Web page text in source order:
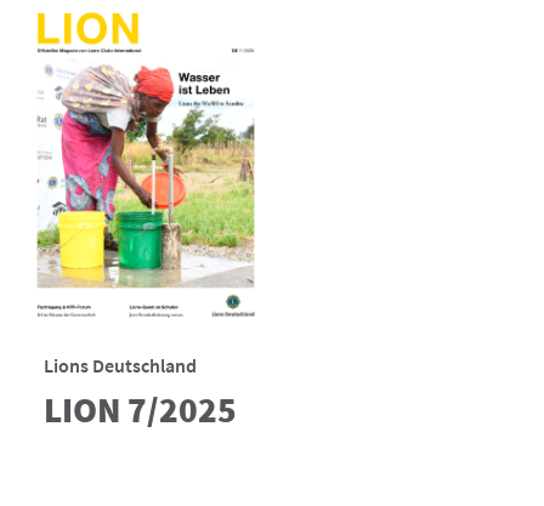
Lions Deutschland
LION 7/2025